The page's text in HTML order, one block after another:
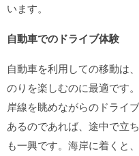
います。
自動車でのドライブ体験
自動車を利用しての移動は
のりを楽しむのに最適です
岸線を眺めながらのドライ
あるのであれば、途中で立
も一興です。海岸に着くと